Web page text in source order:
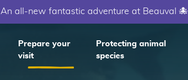
An all-new fantastic adventure at Beauval 🐙
Prepare your
visit
Protecting animal
species